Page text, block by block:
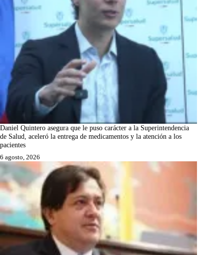
Daniel Quintero asegura que le puso carácter a la Superintendencia
de Salud, aceleró la entrega de medicamentos y la atención a los
pacientes
6 agosto, 2026